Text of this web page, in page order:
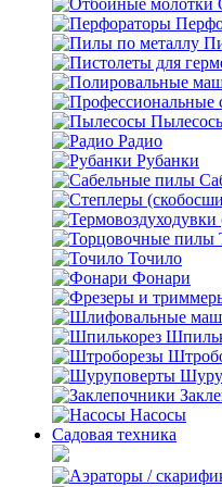
Радио
Рубанки
Точило
Фонари
Насосы
Садовая техника